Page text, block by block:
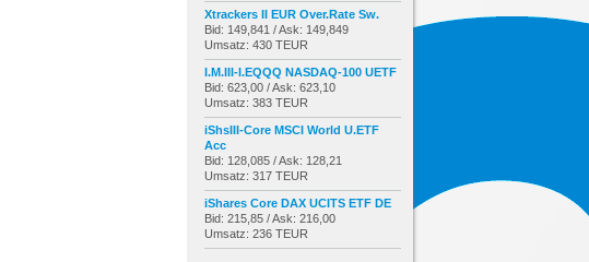
Xtrackers II EUR Over.Rate Sw.
Bid: 149,841 / Ask: 149,849
Umsatz: 430 TEUR
I.M.III-I.EQQQ NASDAQ-100 UETF
Bid: 623,00 / Ask: 623,10
Umsatz: 383 TEUR
iShsIII-Core MSCI World U.ETF
Acc
Bid: 128,085 / Ask: 128,21
Umsatz: 317 TEUR
iShares Core DAX UCITS ETF DE
Bid: 215,85 / Ask: 216,00
Umsatz: 236 TEUR